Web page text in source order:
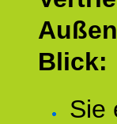
Blick:
Sie